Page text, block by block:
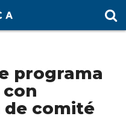
programa
comité